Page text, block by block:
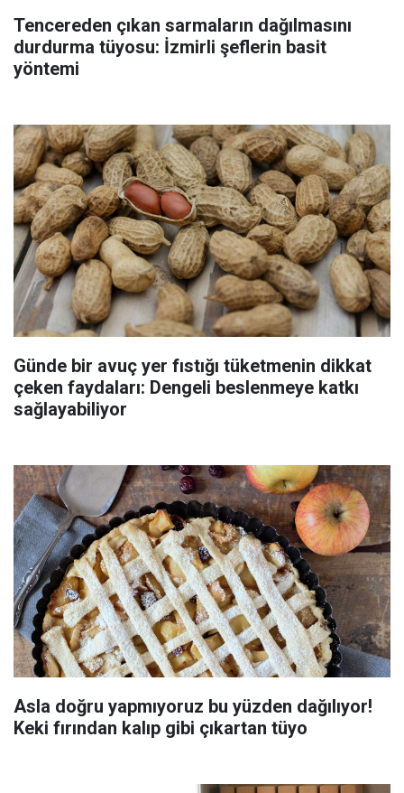
Tencereden çıkan sarmaların dağılmasını
durdurma tüyosu: İzmirli şeflerin basit
yöntemi
Günde bir avuç yer fıstığı tüketmenin dikkat
çeken faydaları: Dengeli beslenmeye katkı
sağlayabiliyor
Asla doğru yapmıyoruz bu yüzden dağılıyor!
Keki fırından kalıp gibi çıkartan tüyo